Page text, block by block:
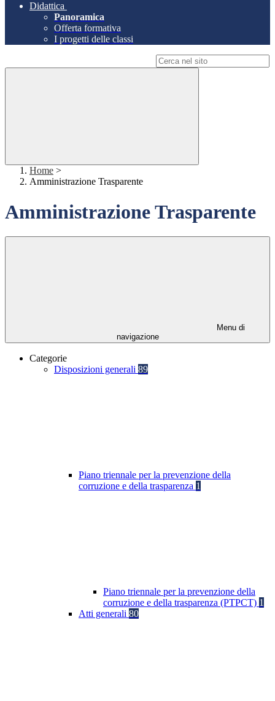
Didattica
Panoramica
Offerta formativa
I progetti delle classi
Home >
Amministrazione Trasparente
Amministrazione Trasparente
Menu di
navigazione
Categorie
Disposizioni generali 89
Piano triennale per la prevenzione della
corruzione e della trasparenza 1
Piano triennale per la prevenzione della
corruzione e della trasparenza (PTPCT) 1
Atti generali 80